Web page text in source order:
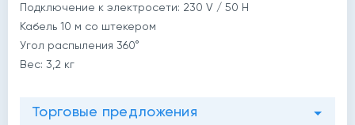
Подключение к электросети: 230 V / 50 H
Кабель 10 м cо штекером
Угол распыления 360°
Вес: 3,2 кг
Торговые предложения